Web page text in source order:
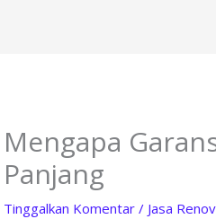
Mengapa
Panjang
Tinggalkan Komentar / Jasa